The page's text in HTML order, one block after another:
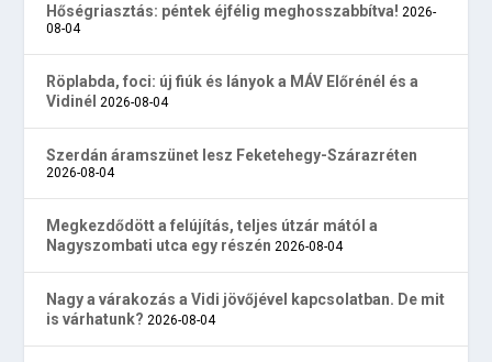
Hőségriasztás: péntek éjfélig meghosszabbítva! 2026-
08-04
Röplabda, foci: új fiúk és lányok a MÁV Előrénél és a
Vidinél 2026-08-04
Szerdán áramszünet lesz Feketehegy-Szárazréten
2026-08-04
Megkezdődött a felújítás, teljes útzár mától a
Nagyszombati utca egy részén 2026-08-04
Nagy a várakozás a Vidi jövőjével kapcsolatban. De mit
is várhatunk? 2026-08-04